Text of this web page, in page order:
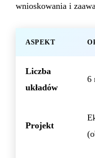
wnioskowania i
ASPEKT
Liczba
układów
6
Projekt